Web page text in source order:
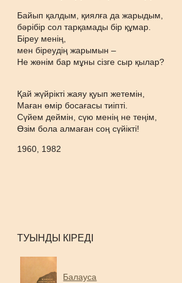
Байып қалдым, қиялға да жарыдым,
бәрібір сол тарқамады бір құмар.
Біреу менің,
мен біреудің жарымын –
Не жөнім бар мұны сізге сыр қылар?
Қай жүйрікті жаяу қуып жетемін,
Маған өмір босағасы тиіпті.
Сүйем деймін, сүю менің не теңім,
Өзім бола алмаған соң сүйікті!
1960, 1982
ТУЫНДЫ КІРЕДІ
Балауса